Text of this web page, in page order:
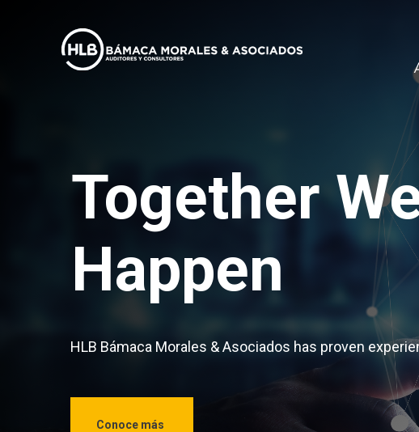
Together
Happen
HLB Bámaca Morales & Asociados has proven
Conoce más